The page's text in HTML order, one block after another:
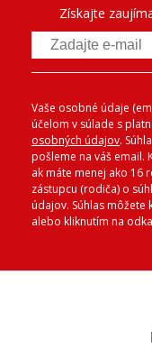
Získajte
Vaše osobné údaje
účelom v súlade s
osobných údajov.
pošleme na váš email.
ak máte menej ako 16
zástupcu (rodiča) o
údajov. Súhlas
alebo kliknutím na